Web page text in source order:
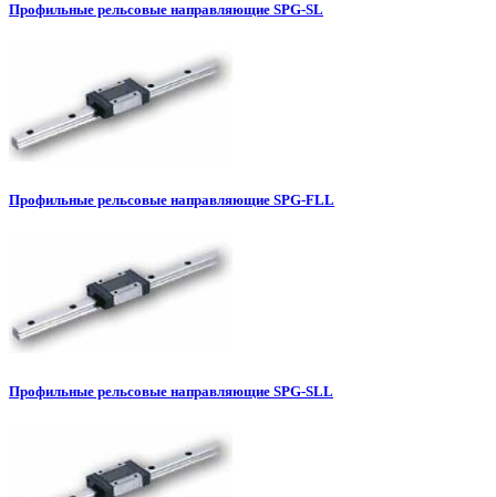
Профильные рельсовые направляющие SPG-SL
Профильные рельсовые направляющие SPG-FLL
Профильные рельсовые направляющие SPG-SLL